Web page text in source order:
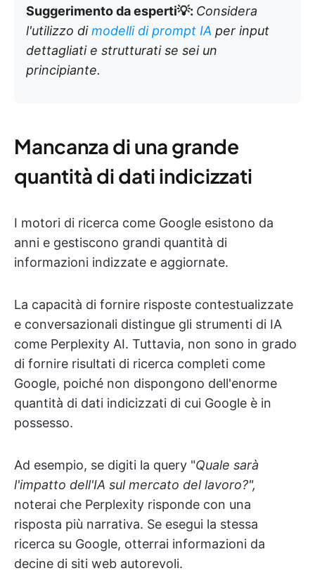
Suggerimento da esperti💡: Considera
l'utilizzo dimodelli di prompt IA per input
dettagliati e strutturati se sei un
principiante.
Mancanza di una grande
quantità di dati indicizzati
I motori di ricerca come Google esistono da
anni e gestiscono grandi quantità di
informazioni indizzate e aggiornate.
La capacità di fornire risposte contestualizzate
e conversazionali distingue gli strumenti di IA
come Perplexity AI. Tuttavia, non sono in grado
di fornire risultati di ricerca completi come
Google, poiché non dispongono dell'enorme
quantità di dati indicizzati di cui Google è in
possesso.
Ad esempio, se digiti la query "Quale sarà
l'impatto dell'IA sul mercato del lavoro?",
noterai che Perplexity risponde con una
risposta più narrativa. Se esegui la stessa
ricerca su Google, otterrai informazioni da
decine di siti web autorevoli.